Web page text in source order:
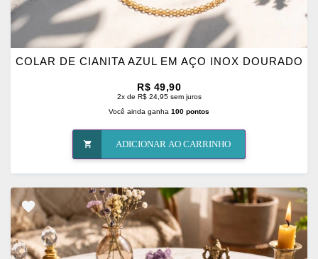
COLAR DE CIANITA AZUL EM AÇO INOX DOURADO
R$ 49,90
2x de R$ 24,95 sem juros
Você ainda ganha 100 pontos
ADICIONAR AO CARRINHO
ADICIONAR
OS